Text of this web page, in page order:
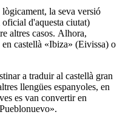
la seva versió
d'aquesta ciutat)
altres casos. Alhora,
castellà «Ibiza» (Eivissa) o
a traduir al castellà gran
llengües espanyoles, en
es van convertir en